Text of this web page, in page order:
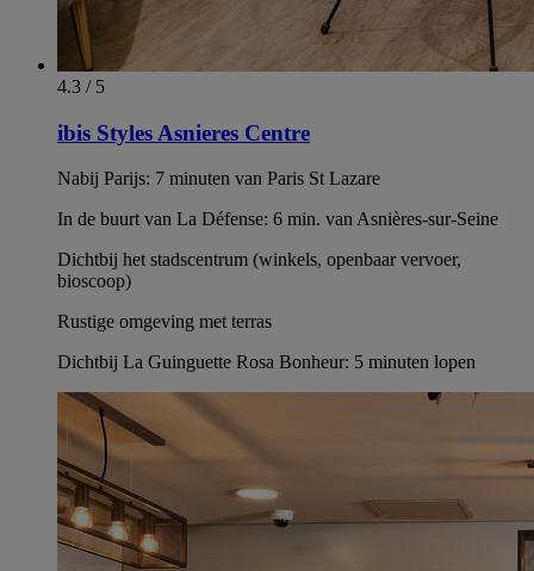
4.3 / 5
ibis Styles Asnieres Centre
Nabij Parijs: 7 minuten van Paris St Lazare
In de buurt van La Défense: 6 min. van Asnières-sur-Seine
Dichtbij het stadscentrum (winkels, openbaar vervoer,
bioscoop)
Rustige omgeving met terras
Dichtbij La Guinguette Rosa Bonheur: 5 minuten lopen